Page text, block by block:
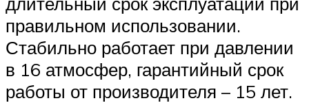
правильном использовании.
Стабильно работает при давлении
в 16 атмосфер, гарантийный срок
работы от производителя – 15 лет.